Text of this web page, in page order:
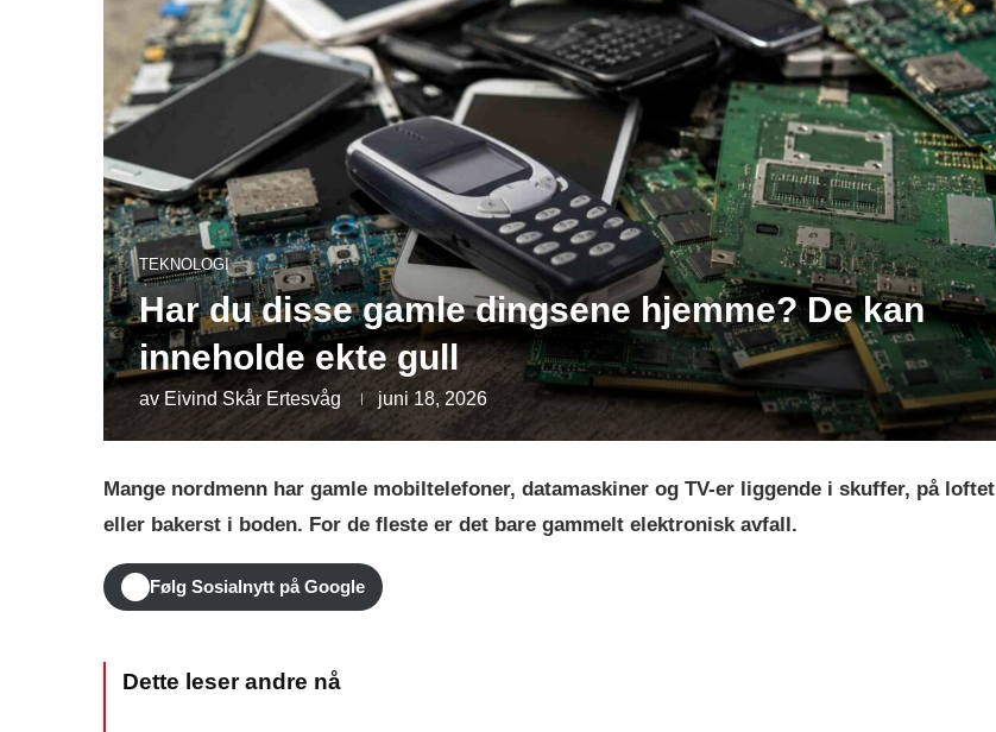
TEKNOLOGI
Har du disse gamle dingsene hjemme? De kan
inneholde ekte gull
av Eivind Skår Ertesvåg juni 18, 2026
Mange nordmenn har gamle mobiltelefoner, datamaskiner og TV-er liggende i skuffer, på loftet
eller bakerst i boden. For de fleste er det bare gammelt elektronisk avfall.
Følg Sosialnytt på Google